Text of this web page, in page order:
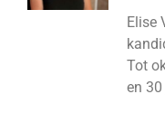
Elise
Tot
en